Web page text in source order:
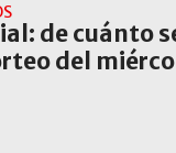
de cuánto
del